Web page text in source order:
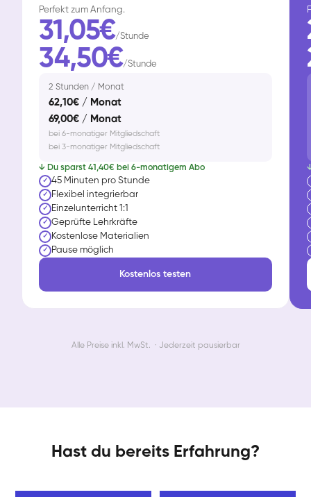
Perfekt zum Anfang.
31,05€/Stunde
34,50€/Stunde
2 Stunden / Monat
62,10€ / Monat
69,00€ / Monat
bei 6-monatiger Mitgliedschaft
bei 3-monatiger Mitgliedschaft
↓ Du sparst 41,40€ bei 6-monatigem Abo
✓ 45 Minuten pro Stunde
✓ Flexibel integrierbar
✓ Einzelunterricht 1:1
✓ Geprüfte Lehrkräfte
✓ Kostenlose Materialien
✓ Pause möglich
Kostenlos testen
Alle Preise inkl. MwSt. · Jederzeit pausierbar
Hast du bereits Erfahrung?